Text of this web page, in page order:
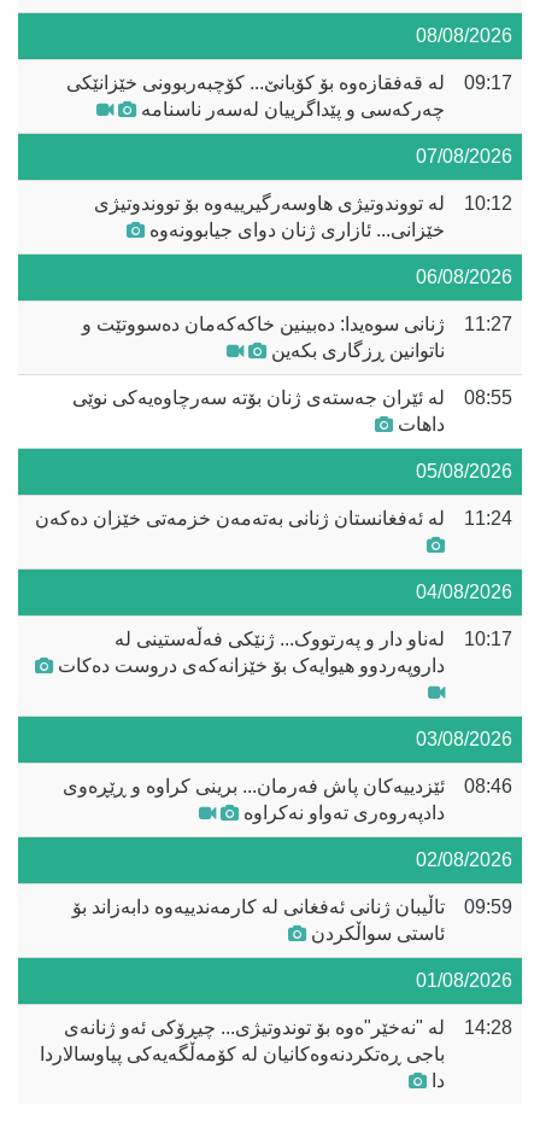
08/08/2026
09:17
لە قەفقازەوە بۆ کۆبانێ... کۆچبەربوونی خێزانێکی
چەرکەسی و پێداگرییان لەسەر ناسنامە
07/08/2026
10:12
لە تووندوتیژی هاوسەرگیرییەوە بۆ تووندوتیژی
خێزانی... ئازاری ژنان دوای جیابوونەوە
06/08/2026
11:27
ژنانی سوەیدا: دەبینین خاکەکەمان دەسووتێت و
ناتوانین ڕزگاری بکەین
08:55
لە ئێران جەستەی ژنان بۆتە سەرچاوەیەکی نوێی
داهات
05/08/2026
11:24 لە ئەفغانستان ژنانی بەتەمەن خزمەتی خێزان دەکەن
04/08/2026
10:17
لەناو دار و پەرتووک... ژنێکی فەڵەستینی لە
داروپەردوو هیوایەک بۆ خێزانەکەی دروست دەکات
03/08/2026
08:46
ئێزدییەکان پاش فەرمان... برینی کراوە و ڕێڕەوی
دادپەروەری تەواو نەکراوە
02/08/2026
09:59
تاڵیبان ژنانی ئەفغانی لە کارمەندییەوە دابەزاند بۆ
ئاستی سواڵکردن
01/08/2026
14:28
لە "نەخێر"ەوە بۆ توندوتیژی... چیڕۆکی ئەو ژنانەی
باجی ڕەتکردنەوەکانیان لە کۆمەڵگەیەکی پیاوسالاردا
دا